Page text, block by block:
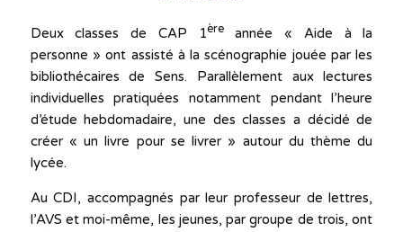
Deux classes de CAP 1èreannée « Aide à la
personne » ont assisté à la scénographie jouée par les
bibliothécaires de Sens. Parallèlement aux lectures
individuelles pratiquées notamment pendant l’heure
d’étude hebdomadaire, une des classes a décidé de
créer « un livre pour se livrer » autour du thème du
lycée.
Au CDI, accompagnés par leur professeur de lettres,
l’AVS et moi-même, les jeunes, par groupe de trois, ont